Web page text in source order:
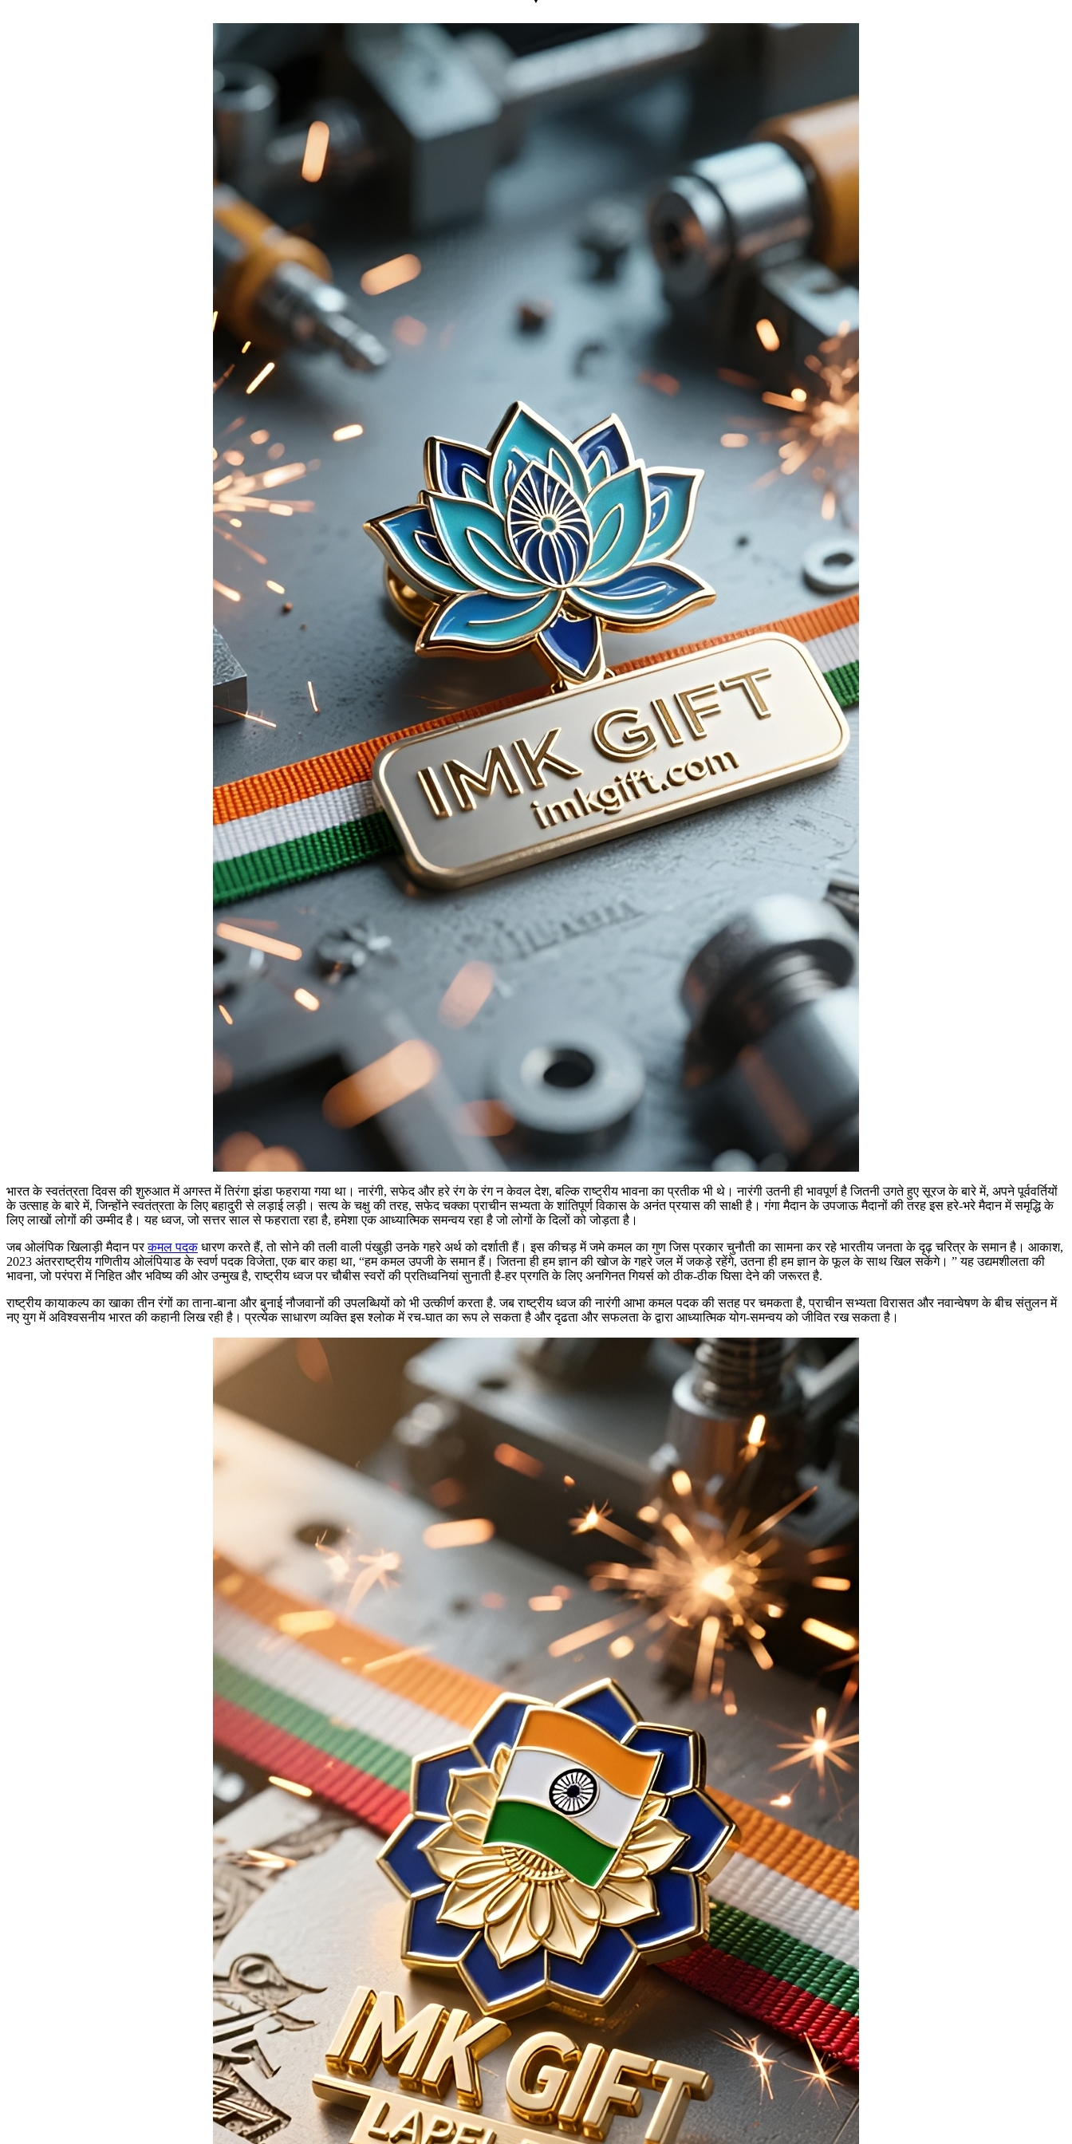
भारत के स्वतंत्रता दिवस की शुरुआत में अगस्त में तिरंगा झंडा फहराया गया था। नारंगी, सफेद और हरे रंग के रंग न केवल देश, बल्कि राष्ट्रीय भावना का प्रतीक भी थे। नारंगी उतनी ही भावपूर्ण है जितनी उगते हुए सूरज के बारे में, अपने पूर्ववर्तियों
के उत्साह के बारे में, जिन्होंने स्वतंत्रता के लिए बहादुरी से लड़ाई लड़ी। सत्य के चक्षु की तरह, सफेद चक्का प्राचीन सभ्यता के शांतिपूर्ण विकास के अनंत प्रयास की साक्षी है। गंगा मैदान के उपजाऊ मैदानों की तरह इस हरे-भरे मैदान में समृद्धि के
लिए लाखों लोगों की उम्मीद है। यह ध्वज, जो सत्तर साल से फहराता रहा है, हमेशा एक आध्यात्मिक समन्वय रहा है जो लोगों के दिलों को जोड़ता है।
जब ओलंपिक खिलाड़ी मैदान परकमल पदकधारण करते हैं, तो सोने की तली वाली पंखुड़ी उनके गहरे अर्थ को दर्शाती हैं। इस कीचड़ में जमे कमल का गुण जिस प्रकार चुनौती का सामना कर रहे भारतीय जनता के दृढ़ चरित्र के समान है। आकाश,
2023 अंतरराष्ट्रीय गणितीय ओलंपियाड के स्वर्ण पदक विजेता, एक बार कहा था, “हम कमल उपजी के समान हैं। जितना ही हम ज्ञान की खोज के गहरे जल में जकड़े रहेंगे, उतना ही हम ज्ञान के फूल के साथ खिल सकेंगे। ” यह उद्यमशीलता की
भावना, जो परंपरा में निहित और भविष्य की ओर उन्मुख है, राष्ट्रीय ध्वज पर चौबीस स्वरों की प्रतिध्वनियां सुनाती है-हर प्रगति के लिए अनगिनत गियर्स को ठीक-ठीक घिसा देने की जरूरत है.
राष्ट्रीय कायाकल्प का खाका तीन रंगों का ताना-बाना और बुनाई नौजवानों की उपलब्धियों को भी उत्कीर्ण करता है. जब राष्ट्रीय ध्वज की नारंगी आभा कमल पदक की सतह पर चमकता है, प्राचीन सभ्यता विरासत और नवान्वेषण के बीच संतुलन में
नए युग में अविश्वसनीय भारत की कहानी लिख रही है। प्रत्येक साधारण व्यक्ति इस श्लोक में रच-घात का रूप ले सकता है और दृढता और सफलता के द्वारा आध्यात्मिक योग-समन्वय को जीवित रख सकता है।